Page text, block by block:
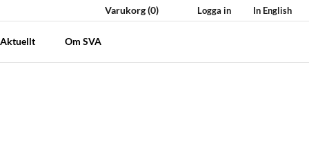
Varukorg(0) Logga in In English
Aktuellt Om SVA